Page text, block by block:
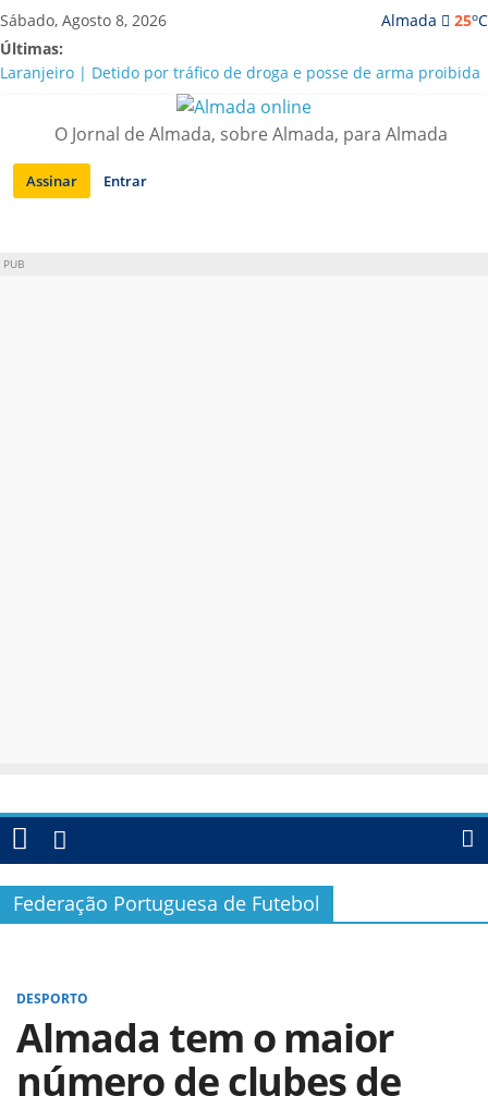
Saltar
para
conteúdo
Almada 25oC
Sábado, Agosto 8, 2026
Últimas:
Laranjeiro | Detido por tráfico de droga e posse de arma proibida
A “crise” da água em Almada: ilações e ensinamentos necessários
Costa da Caparica | Polícia Marítima e ASAE detectam
irregularidades em habitações e restaurantes
APA diz que falta de água em Almada “foi um problema de má
O Jornal de Almada, sobre Almada, para Almada
Assinar Entrar
PUB
Federação Portuguesa de Futebol
DESPORTO
Almada tem o maior
número de clubes de